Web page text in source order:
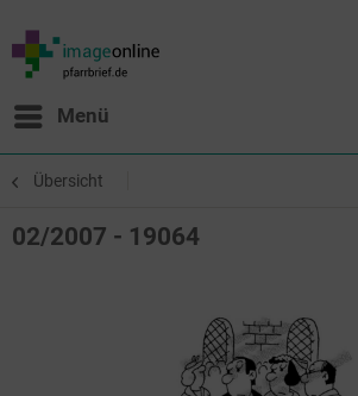
Menü
Übersicht
02/2007 - 19064